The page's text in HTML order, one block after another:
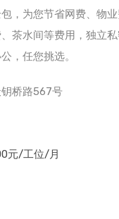
，为您节省网费、物业
茶水间等费用，独立
，任您挑选。
桥路567号
元/工位/月